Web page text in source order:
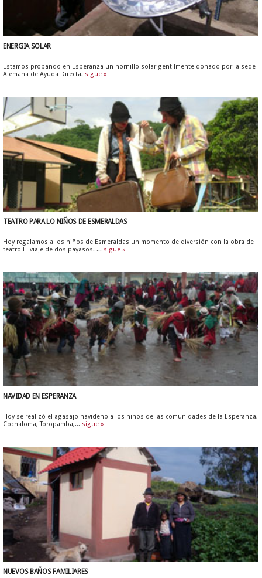
ENERGIA SOLAR
Estamos probando en Esperanza un hornillo solar gentilmente donado por la sede
Alemana de Ayuda Directa. sigue »
TEATRO PARA LO NIÑOS DE ESMERALDAS
Hoy regalamos a los niños de Esmeraldas un momento de diversión con la obra de
teatro El viaje de dos payasos. ... sigue »
NAVIDAD EN ESPERANZA
Hoy se realizó el agasajo navideño a los niños de las comunidades de la Esperanza,
Cochaloma, Toropamba,... sigue »
NUEVOS BAÑOS FAMILIARES